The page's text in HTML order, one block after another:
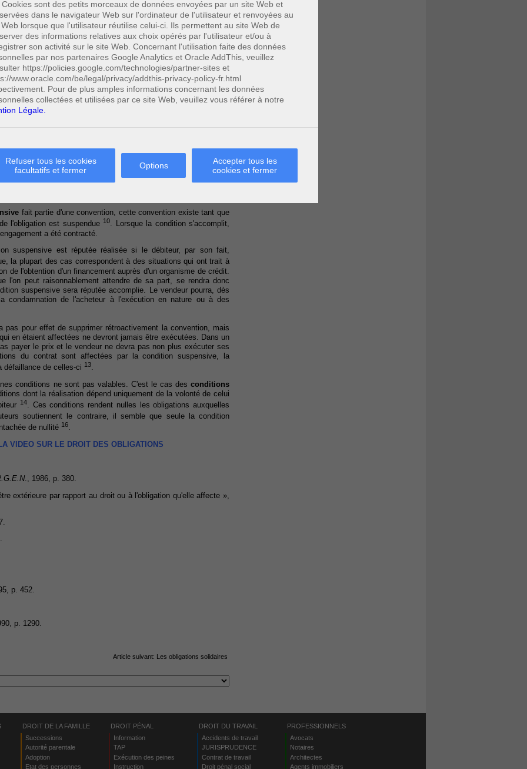
Cookies sont des petits morceaux de données envoyées par un site Web et
dans le navigateur Web sur l'ordinateur de l'utilisateur et renvoyées au
lorsque que l'utilisateur réutilise celui-ci. Ils permettent au site Web de
des informations relatives aux choix opérés par l'utilisateur et/ou à
son activité sur le site Web. Concernant l'utilisation faite des données
par nos partenaires Google Analytics et Oracle AddThis, veuillez
https://policies.google.com/technologies/partner-sites et
www.oracle.com/be/legal/privacy/addthis-privacy-policy-fr.html
Pour de plus amples informations concernant les données
collectées et utilisées par ce site Web, veuillez vous référer à notre
Légale.
Refuser tous les cookies
facultatifs et fermer
Options
Accepter tous les
cookies et fermer
et l’abus de droit
Une obligation sous condition suspensive est celle dont
futur mais incertain, tandis que l'obligation sous condition
de la condition éteint l'obligation7. Un exemple classique
sous condition suspensive de l'obtention d'un crédit
être en dehors du contrat en ce qu'il ne peut s'associer à un
l'effet rétroactif qui s'attache à lacondition résolutoire
intervient de plein droit, sans intervention de la part d'une des
l'on peut constater avec la clause résolutoire expresse stipulée
qui supposent, toujours, l'expression d'une volonté en vue,
du contrat
fait partie d'une convention, cette convention existe tant que
l'obligation est suspendue 10. Lorsque la condition s'accomplit,
a été contracté.
suspensive est réputée réalisée si le débiteur, par son fait,
la plupart des cas correspondent à des situations qui ont trait à
de l'obtention d'un financement auprès d'un organisme de crédit.
l'on peut raisonnablement attendre de sa part, se rendra donc
suspensive sera réputée accomplie. Le vendeur pourra, dès
condamnation de l'acheteur à l'exécution en nature ou à des
pas pour effet de supprimer rétroactivement la convention, mais
en étaient affectées ne devront jamais être exécutées. Dans un
payer le prix et le vendeur ne devra pas non plus exécuter ses
du contrat sont affectées par la condition suspensive, la
défaillance de celles-ci 13
conditions ne sont pas valables. C'est le cas des conditions
dont la réalisation dépend uniquement de la volonté de celui
14. Ces conditions rendent nulles les obligations auxquelles
soutiennent le contraire, il semble que seule la condition
de nullité 16.
VIDEO SUR LE DROIT DES OBLIGATIONS
., 1986, p. 380.
extérieure par rapport au droit ou à l'obligation qu'elle affecte »,
p. 452.
p. 1290.
Article suivant: Les obligations solidaires
DROIT DE LA FAMILLE
Successions
Autorité parentale
Adoption
Etat des personnes
DROIT PÉNAL
Information
TAP
Exécution des peines
Instruction
DROIT DU TRAVAIL
Accidents de travail
JURISPRUDENCE
Contrat de travail
Droit pénal social
PROFESSIONNELS
Avocats
Notaires
Architectes
Agents immobiliers